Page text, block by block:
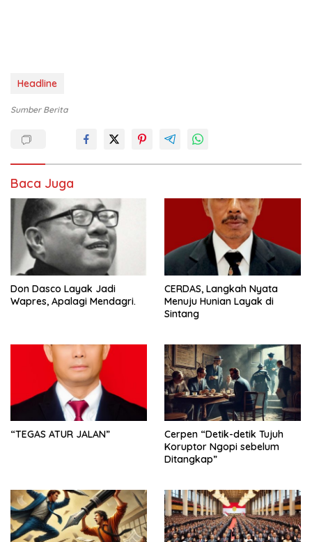
Headline
Sumber Berita
Baca Juga
Don Dasco Layak Jadi
Wapres, Apalagi Mendagri.
CERDAS, Langkah Nyata
Menuju Hunian Layak di
Sintang
“TEGAS ATUR JALAN”
Cerpen “Detik-detik Tujuh
Koruptor Ngopi sebelum
Ditangkap”